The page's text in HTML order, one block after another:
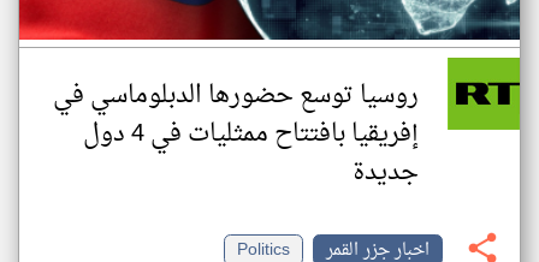
روسيا توسع حضورها الدبلوماسي في
إفريقيا بافتتاح ممثليات في 4 دول
جديدة
اخبار جزر القمر
Politics